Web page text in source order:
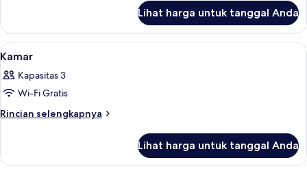
Kamar
Lihat harga untuk tanggal Anda
Lihat
semua
foto
untuk
Kamar
Minibar, brankas, meja kerja, dan
8
Kamar
Kapasitas 3
Wi-Fi Gratis
Rincian selengkapnya
Rincian
Kamar
Lihat harga untuk tanggal Anda